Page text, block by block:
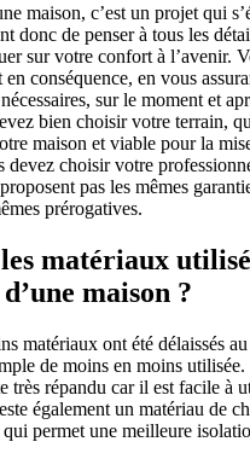
maison, c’est un projet qui
donc de penser à tous les
sur votre confort à l’avenir.
conséquence, en vous
sur le moment et
bien choisir votre terrain,
maison et viable pour la
devez choisir votre
pas les mêmes
prérogatives.
matériaux
maison ?
matériaux ont été délaissés
de moins en moins
très répandu car il est facile à
également un matériau de
permet une meilleure